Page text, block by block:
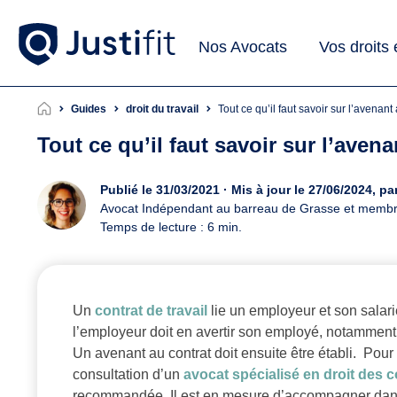
Nos Avocats Vos droits
Guides droit du travail Tout ce qu’il faut savoir sur
Tout ce qu’il faut savoir sur
Publié le 31/03/2021 · Mis à jour le 27/06/2024,
Avocat Indépendant au barreau de Grasse et
Temps de lecture : 6 min.
Un contrat de travail
lie un employeur et son
l’employeur doit en avertir son employé,
Un avenant au contrat doit ensuite être établi.
consultation d’un avocat spécialisé en droit des